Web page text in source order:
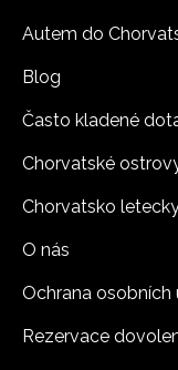
Autem do
Blog
Často kladené
Chorvatské
Chorvatsko
O nás
Ochrana osobních
Rezervace